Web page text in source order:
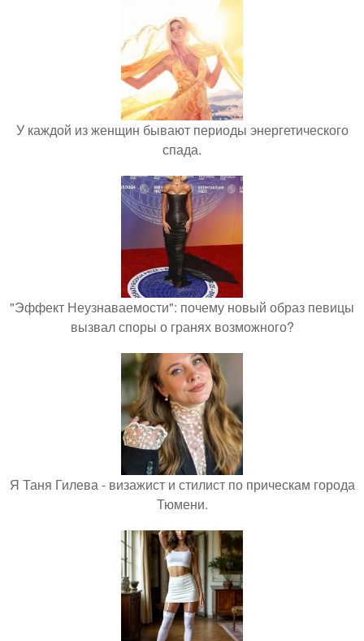
У каждой из женщин бывают периоды энергетического
спада.
"Эффект Неузнаваемости": почему новый образ певицы
вызвал споры о гранях возможного?
Я Таня Гилева - визажист и стилист по прическам города
Тюмени.